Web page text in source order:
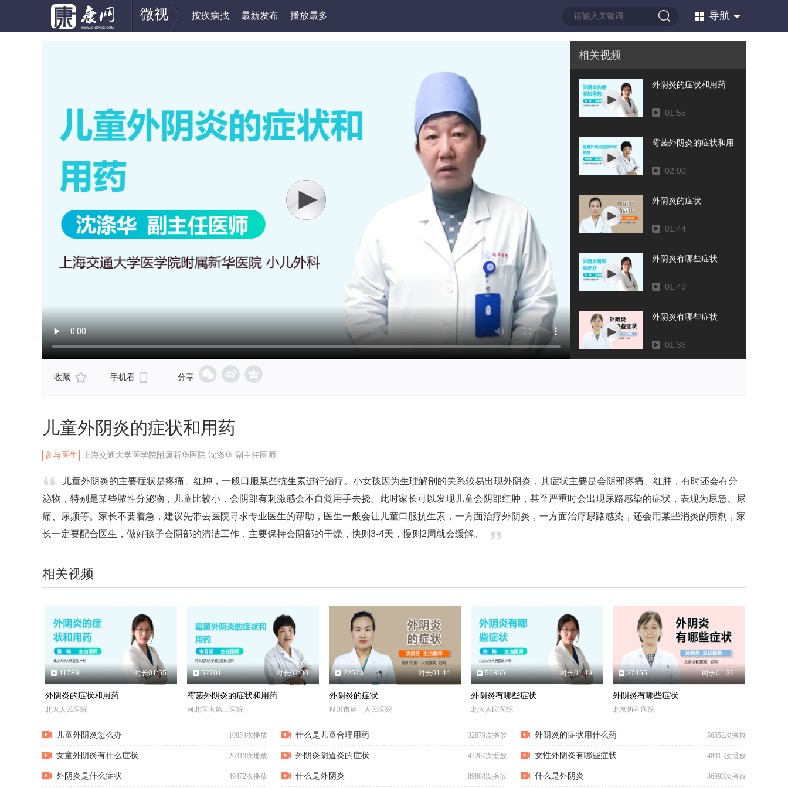
微视 按疾病找 最新发布 播放最多 导航
相关视频
外阴炎的症状和用药
01:55
霉菌外阴炎的症状和用药
02:00
外阴炎的症状
01:44
外阴炎有哪些症状
01:49
外阴炎有哪些症状
01:36
收藏 手机看 分享
儿童外阴炎的症状和用药
参与医生 上海交通大学医学院附属新华医院 沈涤华 副主任医师
儿童外阴炎的主要症状是疼痛、红肿，一般口服某些抗生素进行治疗。小女孩因为生理解剖的关系较易出现外阴炎，其症状主要是会阴部疼痛、红肿，有时还会有分
泌物，特别是某些脓性分泌物，儿童比较小，会阴部有刺激感会不自觉用手去挠。此时家长可以发现儿童会阴部红肿，甚至严重时会出现尿路感染的症状，表现为尿急、尿
痛、尿频等。家长不要着急，建议先带去医院寻求专业医生的帮助，医生一般会让儿童口服抗生素，一方面治疗外阴炎，一方面治疗尿路感染，还会用某些消炎的喷剂，家
长一定要配合医生，做好孩子会阴部的清洁工作，主要保持会阴部的干燥，快则3-4天，慢则2周就会缓解。
相关视频
11789 时长01:55
外阴炎的症状和用药
北大人民医院
52701 时长02:00
霉菌外阴炎的症状和用药
河北医大第三医院
22523 时长01:44
外阴炎的症状
银川市第一人民医院
50865 时长01:49
外阴炎有哪些症状
北大人民医院
37455 时长01:36
外阴炎有哪些症状
北京协和医院
儿童外阴炎怎么办 10854次播放 什么是儿童合理用药 32879次播放 外阴炎的症状用什么药 56552次播放
女童外阴炎有什么症状 26319次播放 外阴炎阴道炎的症状 47207次播放 女性外阴炎有哪些症状 48915次播放
外阴炎是什么症状 49472次播放 什么是外阴炎 89808次播放 什么是外阴炎 36093次播放